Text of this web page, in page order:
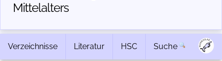
Mittelalters
Verzeichnisse Literatur HSC Suche